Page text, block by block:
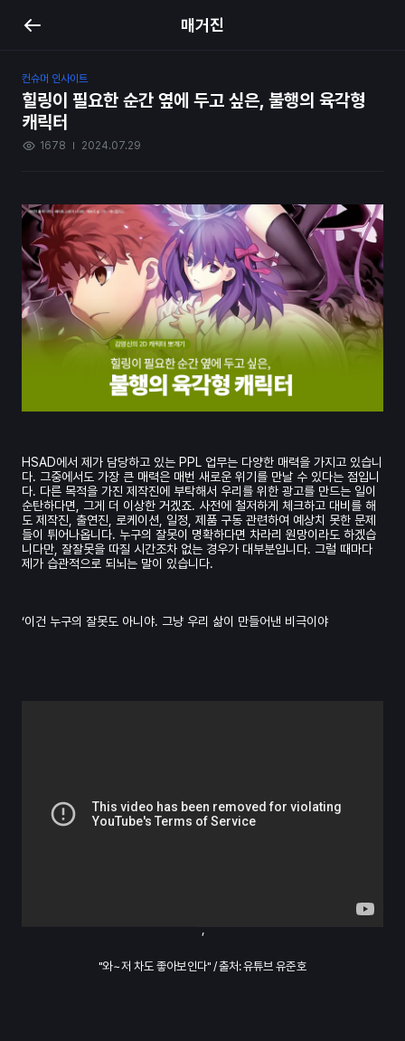
매거진
컨슈머 인사이트
힐링이 필요한 순간 옆에 두고 싶은, 불행의 육각형
캐릭터
1678 2024.07.29
HSAD에서 제가 담당하고 있는 PPL 업무는 다양한 매력을 가지고 있습니
다. 그중에서도 가장 큰 매력은 매번 새로운 위기를 만날 수 있다는 점입니
다. 다른 목적을 가진 제작진에 부탁해서 우리를 위한 광고를 만드는 일이
순탄하다면, 그게 더 이상한 거겠죠. 사전에 철저하게 체크하고 대비를 해
도 제작진, 출연진, 로케이션, 일정, 제품 구동 관련하여 예상치 못한 문제
들이 튀어나옵니다. 누구의 잘못이 명확하다면 차라리 원망이라도 하겠습
니다만, 잘잘못을 따질 시간조차 없는 경우가 대부분입니다. 그럴 때마다
제가 습관적으로 되뇌는 말이 있습니다.
‘이건 누구의 잘못도 아니야. 그냥 우리 삶이 만들어낸 비극이야
’
"와~ 저 차도 좋아보인다" / 출처: 유튜브 유준호